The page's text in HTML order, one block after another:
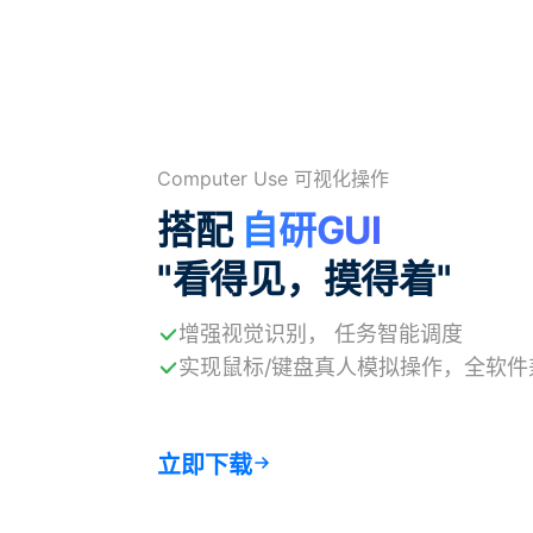
Computer Use 可视化操作
搭配 自研GUI
"看得见，摸得着"
增强视觉识别， 任务智能调度
实现鼠标/键盘真人模拟操作，全软
立即下载